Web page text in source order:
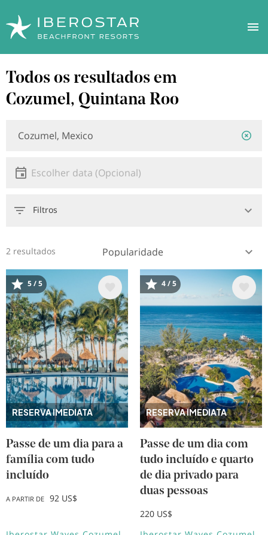
para
conteúdo
Todos os resultados em
Cozumel, Quintana Roo
Data
Escolher data
Filtros
2 resultados
RESERVA IMEDIATA
Imagem
5 / 5
Passe de um dia para a
família com tudo
incluído
A PARTIR DE 92 US$
RESERVA IMEDIATA
Imagem
4 / 5
Passe de um dia com
tudo incluído e quarto
de dia privado para
duas pessoas
220 US$